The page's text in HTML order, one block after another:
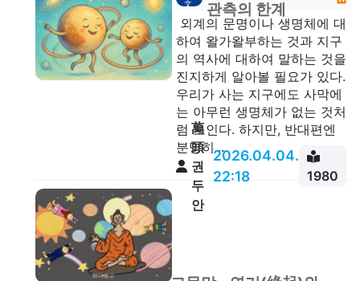
文 관측의 한계
외계의 문명이나 생명체에 대
하여 왈가왈부하는 것과 지구
의 역사에 대하여 말하는 것을
진지하게 알아볼 필요가 있다.
우리가 사는 지구에도 사막에
는 아무런 생명체가 없는 것처
럼 보인다. 하지만, 반대편엔
분명히...
萬
頭
권
두
안
2026.04.04.
22:18
1980